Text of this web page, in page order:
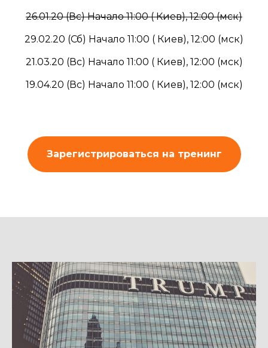
26.01.20 (Вс) Начало 11:00 ( Киев), 12:00 (мск)
29.02.20 (Сб) Начало 11:00 ( Киев), 12:00 (мск)
21.03.20 (Вс) Начало 11:00 ( Киев), 12:00 (мск)
19.04.20 (Вс) Начало 11:00 ( Киев), 12:00 (мск)
Зарегистрироваться на тренинг